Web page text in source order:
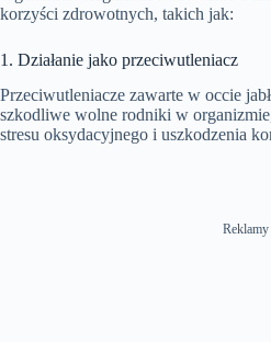
korzyści zdrowotnych, takich jak:
1. Działanie jako przeciwutleniacz
Przeciwutleniacze zawarte w occie
szkodliwe wolne rodniki w
stresu oksydacyjnego i uszkodzenia
Reklamy